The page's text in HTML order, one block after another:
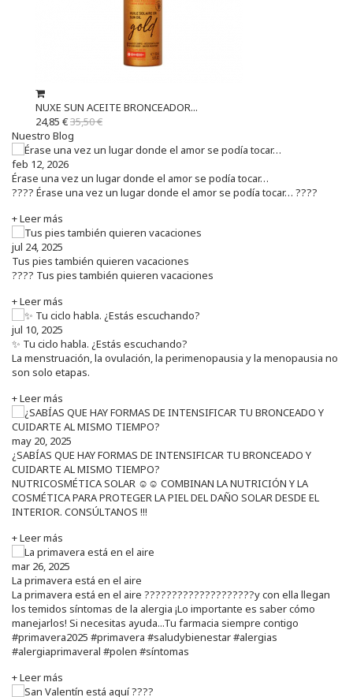
NUXE SUN ACEITE BRONCEADOR...
24,85 €35,50 €
Nuestro Blog
feb 12, 2026
Érase una vez un lugar donde el amor se podía tocar…
???? Érase una vez un lugar donde el amor se podía tocar… ????
+ Leer más
jul 24, 2025
Tus pies también quieren vacaciones
???? Tus pies también quieren vacaciones
+ Leer más
jul 10, 2025
✨ Tu ciclo habla. ¿Estás escuchando?
La menstruación, la ovulación, la perimenopausia y la menopausia no
son solo etapas.
+ Leer más
may 20, 2025
¿SABÍAS QUE HAY FORMAS DE INTENSIFICAR TU BRONCEADO Y
CUIDARTE AL MISMO TIEMPO?
NUTRICOSMÉTICA SOLAR ☺️☺️ COMBINAN LA NUTRICIÓN Y LA
COSMÉTICA PARA PROTEGER LA PIEL DEL DAÑO SOLAR DESDE EL
INTERIOR. CONSÚLTANOS !!!
+ Leer más
mar 26, 2025
La primavera está en el aire
La primavera está en el aire ????????????????????y con ella llegan
los temidos síntomas de la alergia ¡Lo importante es saber cómo
manejarlos! Si necesitas ayuda...Tu farmacia siempre contigo
#primavera2025 #primavera #saludybienestar #alergias
#alergiaprimaveral #polen #síntomas
+ Leer más